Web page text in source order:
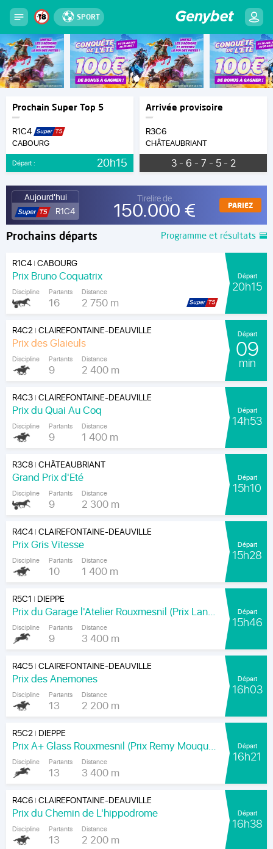
SPORT
Prochain Super Top 5
R1C4
CABOURG
Départ : 20h15
Arrivée provisoire
R3C6
CHÂTEAUBRIANT
3 - 6 - 7 - 5 - 2
Aujourd'hui
R1C4
Tirelire de
150.000 € PARIEZ
Prochains départs Programme et résultats
R1C4|CABOURG
Prix Bruno Coquatrix
Discipline Partants
16
Distance
2 750 m
Départ
20h15
R4C2|CLAIREFONTAINE-DEAUVILLE
Prix des Glaieuls
Discipline Partants
9
Distance
2 400 m
Départ
09
min
R4C3|CLAIREFONTAINE-DEAUVILLE
Prix du Quai Au Coq
Discipline Partants
9
Distance
1 400 m
Départ
14h53
R3C8|CHÂTEAUBRIANT
Grand Prix d'Eté
Discipline Partants
9
Distance
2 300 m
Départ
15h10
R4C4|CLAIREFONTAINE-DEAUVILLE
Prix Gris Vitesse
Discipline Partants
10
Distance
1 400 m
Départ
15h28
R5C1 | DIEPPE
Prix du Garage l'Atelier Rouxmesnil (Prix Lands End)
Discipline Partants
9
Distance
3 400 m
Départ
15h46
R4C5|CLAIREFONTAINE-DEAUVILLE
Prix des Anemones
Discipline Partants
13
Distance
2 200 m
Départ
16h03
R5C2| DIEPPE
Prix A+ Glass Rouxmesnil (Prix Remy Mouquet)
Discipline Partants
13
Distance
3 400 m
Départ
16h21
R4C6|CLAIREFONTAINE-DEAUVILLE
Prix du Chemin de L'hippodrome
Discipline Partants
13
Distance
2 200 m
Départ
16h38